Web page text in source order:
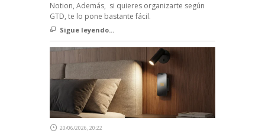
Notion, Además, si quieres organizarte según
GTD, te lo pone bastante fácil.
Sigue leyendo...
20/06/2026, 20:22